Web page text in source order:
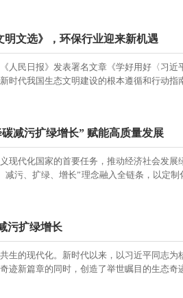
文选》，环保行业迎来新机遇
人民日报》发表署名文章《学好用好〈习
时代我国生态文明建设的根本遵循和行动指
减污扩绿增长” 赋能高质量发展
现代化国家的首要任务，推动经济社会发
减污、扩绿、增长” 理念融入全链条，以定制
污扩绿增长
生的现代化。新时代以来，以习近平同志
迹新篇章的同时，创造了举世瞩目的生态奇